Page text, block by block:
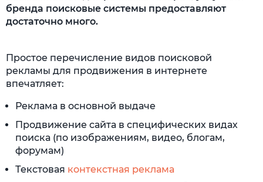
бренда поисковые системы предоставляют
достаточно много.
Простое перечисление видов поисковой
рекламы для продвижения в интернете
впечатляет:
Реклама в основной выдаче
Продвижение сайта в специфических видах
поиска (по изображениям, видео, блогам,
форумам)
Текстовая контекстная реклама